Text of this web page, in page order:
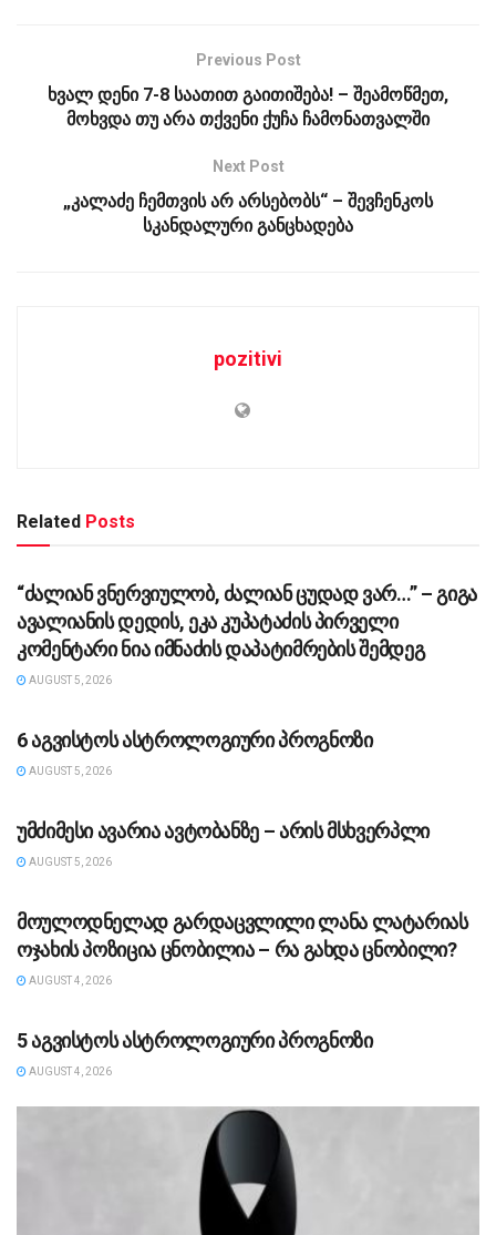
Previous Post
ხვალ დენი 7-8 საათით გაითიშება! – შეამოწმეთ,
მოხვდა თუ არა თქვენი ქუჩა ჩამონათვალში
Next Post
„კალაძე ჩემთვის არ არსებობს“ – შევჩენკოს
სკანდალური განცხადება
pozitivi
Related Posts
ᲡᲐᲖᲝᲒᲐᲓᲝᲔᲑᲐ
“ძა­ლი­ან ვნერ­ვი­უ­ლობ, ძა­ლი­ან ცუ­დად ვარ…” – გიგა
ავა­ლი­ა­ნის დე­დის, ეკა კუ­პა­ტა­ძის პირველი
კომენტარი ნია იმნაძის დაპატიმრების შემდეგ
AUGUST 5, 2026
6 აგვისტოს ასტროლოგიური პროგნოზი
AUGUST 5, 2026
უმძიმესი ავარია ავტობანზე – არის მსხვერპლი
AUGUST 5, 2026
მოულოდნელად გარდაცვლილი ლანა ლატარიას
ოჯახის პოზიცია ცნობილია – რა გახდა ცნობილი?
AUGUST 4, 2026
5 აგვისტოს ასტროლოგიური პროგნოზი
AUGUST 4, 2026